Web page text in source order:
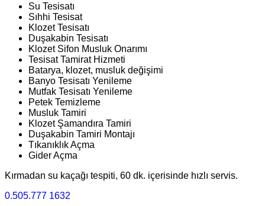
Su Tesisatı
Sıhhi Tesisat
Klozet Tesisatı
Duşakabin Tesisatı
Klozet Sifon Musluk Onarımı
Tesisat Tamirat Hizmeti
Batarya, klozet, musluk değişimi
Banyo Tesisatı Yenileme
Mutfak Tesisatı Yenileme
Petek Temizleme
Musluk Tamiri
Klozet Şamandıra Tamiri
Duşakabin Tamiri Montajı
Tıkanıklık Açma
Gider Açma
Kırmadan su kaçağı tespiti, 60 dk. içerisinde hızlı servis.
0.505.777 1632